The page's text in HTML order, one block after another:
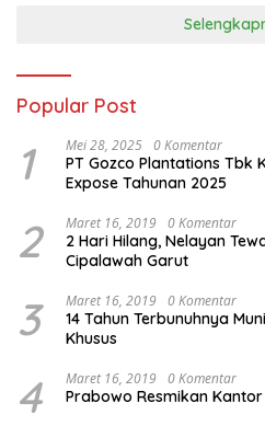
Popular Post
1 Mei 28, 2025 0 Komentar
PT Gozco Plantations Tbk
Expose Tahunan 2025
2 Maret 16, 2019 0 Komentar
2 Hari Hilang, Nelayan
Cipalawah Garut
3 Maret 16, 2019 0 Komentar
14 Tahun Terbunuhnya
Khusus
4 Maret 16, 2019 0 Komentar
Prabowo Resmikan